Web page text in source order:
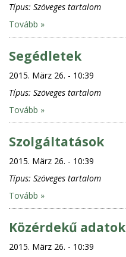
Típus: Szöveges tartalom
Tovább »
Segédletek
2015. März 26. - 10:39
Típus: Szöveges tartalom
Tovább »
Szolgáltatások
2015. März 26. - 10:39
Típus: Szöveges tartalom
Tovább »
Közérdekű adatok
2015. März 26. - 10:39